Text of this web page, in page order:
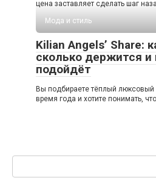
цена заставляет сделать шаг
Мода и стиль
Kilian Angels’ Share:
сколько держится и
подойдёт
Вы подбираете тёплый люксовый
время года и хотите понимать,